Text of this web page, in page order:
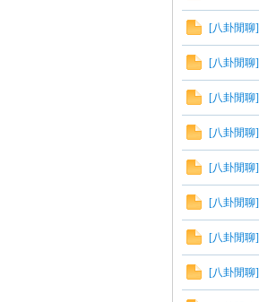
[八卦閒聊]
[八卦閒聊]
[八卦閒聊]
[八卦閒聊]
[八卦閒聊]
[八卦閒聊]
[八卦閒聊]
[八卦閒聊]